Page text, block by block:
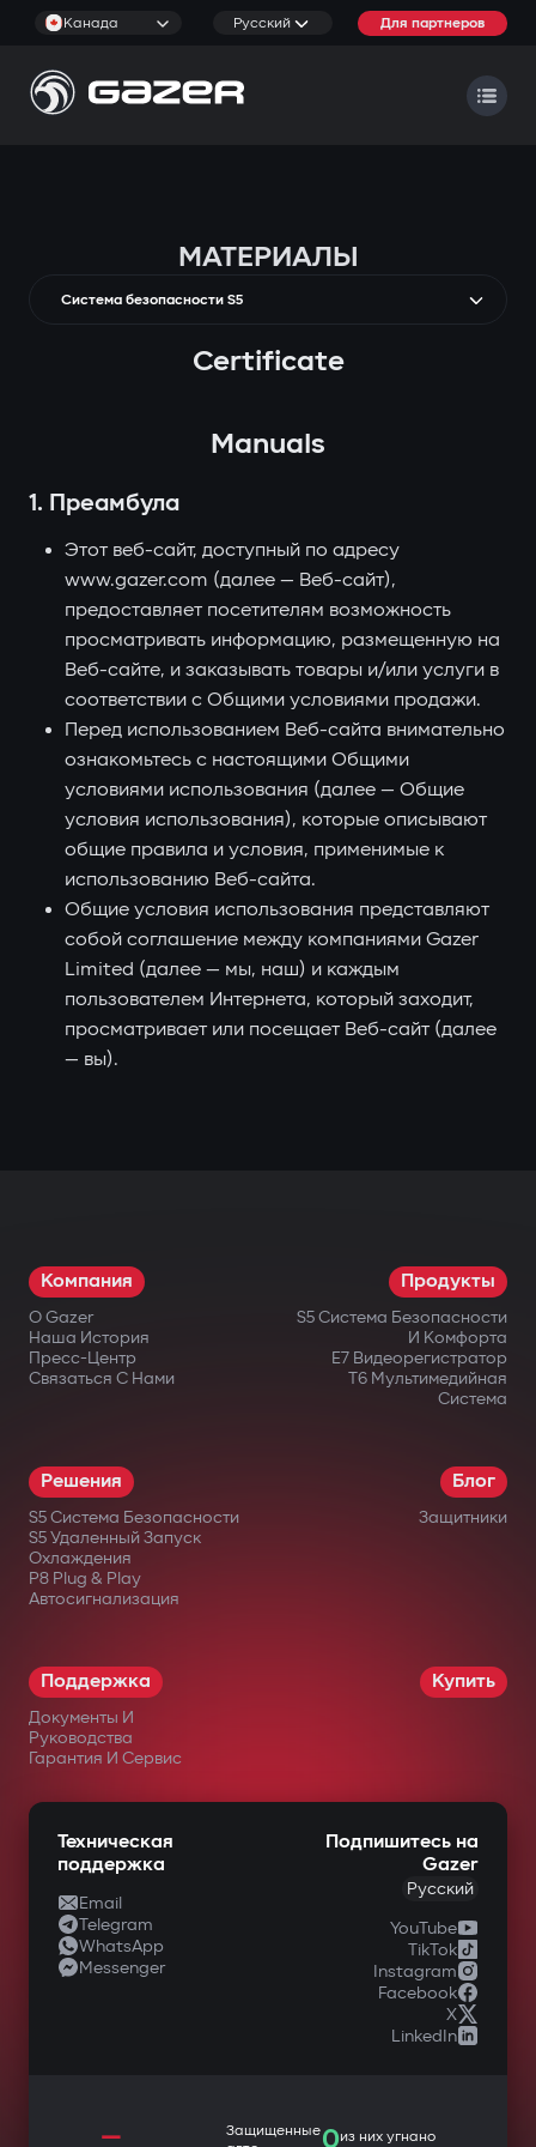
Канада Русский Для партнеров
МАТЕРИАЛЫ
Система безопасности S5
Certificate
Manuals
1. Преамбула
Этот веб-сайт, доступный по адресу
www.gazer.com (далее — Веб-сайт),
предоставляет посетителям возможность
просматривать информацию, размещенную на
Веб-сайте, и заказывать товары и/или услуги в
соответствии с Общими условиями продажи.
Перед использованием Веб-сайта внимательно
ознакомьтесь с настоящими Общими
условиями использования (далее — Общие
условия использования), которые описывают
общие правила и условия, применимые к
использованию Веб-сайта.
Общие условия использования представляют
собой соглашение между компаниями Gazer
Limited (далее — мы, наш) и каждым
пользователем Интернета, который заходит,
просматривает или посещает Веб-сайт (далее
— вы).
Компания
О Gazer
Наша История
Пресс-Центр
Связаться С Нами
Продукты
S5 Система Безопасности
И Комфорта
E7 Видеорегистратор
T6 Мультимедийная
Система
Решения
S5 Система Безопасности
S5 Удаленный Запуск
Охлаждения
P8 Plug & Play
Автосигнализация
Блог
Защитники
Поддержка
Документы И
Руководства
Гарантия И Сервис
Купить
Техническая
поддержка
Email
Telegram
WhatsApp
Messenger
Подпишитесь на
Gazer
Русский
YouTube
TikTok
Instagram
Facebook
X
LinkedIn
—
Защищенные0из них угнано